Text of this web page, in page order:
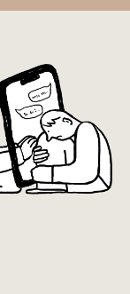
Ela me
num
misto de
e
com